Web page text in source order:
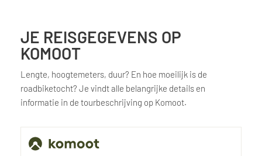
JE REISGEGEVENS OP
KOMOOT
Lengte, hoogtemeters, duur? En hoe moeilijk is de
roadbiketocht? Je vindt alle belangrijke details en
informatie in de tourbeschrijving op Komoot.